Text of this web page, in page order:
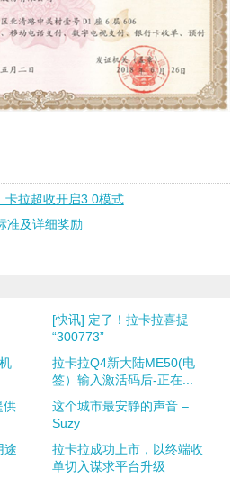
卡拉超收开启3.0模式
准及详细奖励
[快讯] 定了！拉卡拉喜提
“300773”
拉卡拉Q4新大陆ME50(电
签）输入激活码后-正在...
供
这个城市最安静的声音 –
Suzy
途
拉卡拉成功上市，以终端收
单切入谋求平台升级